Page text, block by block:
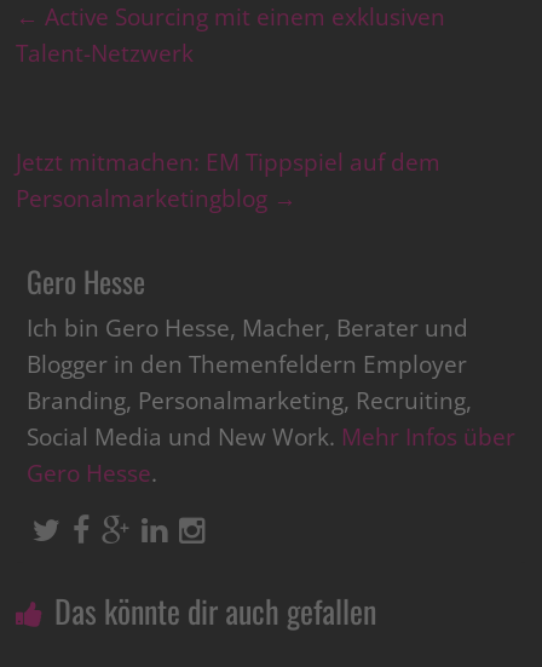
← Active Sourcing mit einem exklusiven
Talent-Netzwerk
Jetzt mitmachen: EM Tippspiel auf dem
Personalmarketingblog →
Gero Hesse
Ich bin Gero Hesse, Macher, Berater und
Blogger in den Themenfeldern Employer
Branding, Personalmarketing, Recruiting,
Social Media und New Work. Mehr Infos über
Gero Hesse.
Das könnte dir auch gefallen